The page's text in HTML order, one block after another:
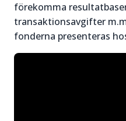
förekomma
transaktionsavgifter
fonderna presenteras